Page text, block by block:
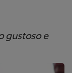
gustoso e